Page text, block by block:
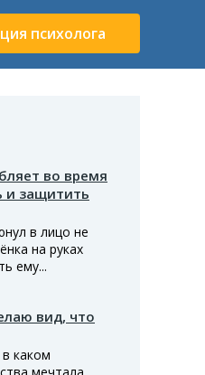
психолога
во время
и защитить
в лицо не
на руках
ему...
вид, что
каком